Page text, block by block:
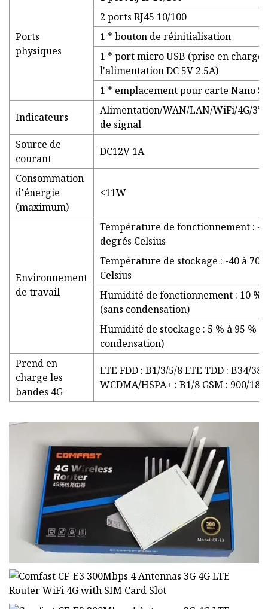
Ports
physiques
2 ports RJ45 10/100
1 * bouton de réinitialisation
1 * port micro USB (prise en charge
l'alimentation DC 5V 2.5A)
1 * emplacement pour carte Nano
Indicateurs
Alimentation/WAN/LAN/WiFi/4G/
de signal
Source de
courant
DC12V 1A
Consommation
d'énergie
(maximum)
<11W
Environnement
de travail
Température de fonctionnement : -
degrés Celsius
Température de stockage : -40 à 70
Celsius
Humidité de fonctionnement : 10 %
(sans condensation)
Humidité de stockage : 5 % à 95 %
condensation)
Prend en
charge les
bandes 4G
LTE FDD : B1/3/5/8 LTE TDD : B34/
WCDMA/HSPA+ : B1/8 GSM : 900/